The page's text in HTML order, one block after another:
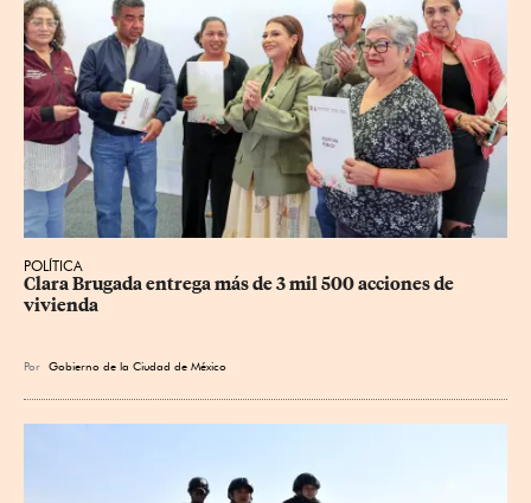
POLÍTICA
Clara Brugada entrega más de 3 mil 500 acciones de
vivienda
Por Gobierno de la Ciudad de México